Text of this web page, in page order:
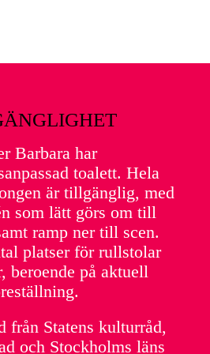
Barbara har
toalett. Hela
är tillgänglig, med
som lätt görs om till
ramp ner till scen.
platser för rullstolar
beroende på aktuell
från Statens kulturråd,
och Stockholms läns